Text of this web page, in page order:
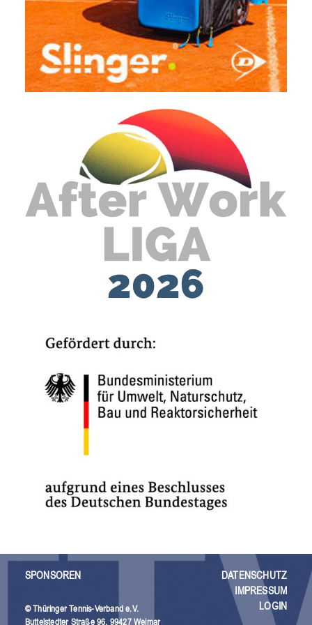
allem durch ihr professionelles, attraktives und flexibles Layout und
Responsive Design. (Denken Sie daran, dass immer mehr
Menschen über Smartphones und Tablet-PCs surfen). „Damit die
Pflege der Verbandsseite nicht zur Pflicht sondern Kür wird, setzen
wir auf ein ausgereiftes Content-Management-System.”Design:
Tanja Kaiserwww.tanjakaiser.tk
SPONSOREN
DATENSCHUTZ
IMPRESSUM
LOGIN
© Thüringer Tennis-Verband e.V.
Buttelstedter Straße 96, 99427 Weimar